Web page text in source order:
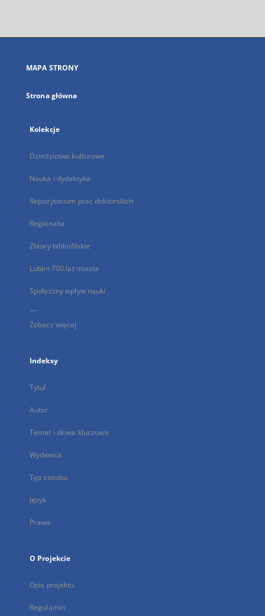
się
karcie
MAPA STRONY
Strona główna
Kolekcje
Dziedzictwo kulturowe
Nauka i dydaktyka
Repozytorium prac doktorskich
Regionalia
Zbiory bibliofilskie
Lublin 700 lat miasta
Społeczny wpływ nauki
...
Zobacz więcej
Indeksy
Tytuł
Autor
Temat i słowa kluczowe
Wydawca
Typ zasobu
Język
Prawa
O Projekcie
Opis projektu
Regulamin